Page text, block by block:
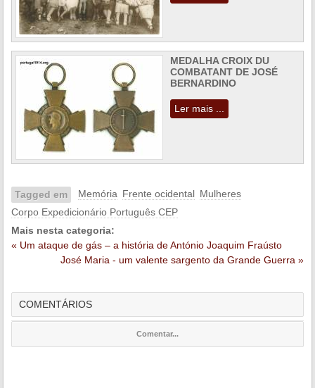
MEDALHA CROIX DU
COMBATANT DE JOSÉ
BERNARDINO
Ler mais ...
Tagged em Memória Frente ocidental Mulheres
Corpo Expedicionário Português CEP
Mais nesta categoria:
« Um ataque de gás – a história de António Joaquim Fraústo
José Maria - um valente sargento da Grande Guerra »
COMENTÁRIOS
Comentar...